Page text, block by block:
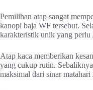
Pemilihan atap sangat
kanopi baja WF tersebut.
karakteristik unik yang perlu
Atap kaca memberikan
yang cukup rutin.
maksimal dari sinar matahari